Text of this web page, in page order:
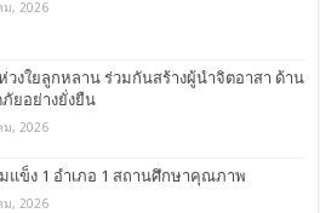
ม, 2026
วงใยลูกหลาน ร่วมกันสร้างผู้นำจิตอาสา ด้าน
ยอย่างยั่งยืน
ม, 2026
มแข็ง 1 อำเภอ 1 สถานศึกษาคุณภาพ
ม, 2026